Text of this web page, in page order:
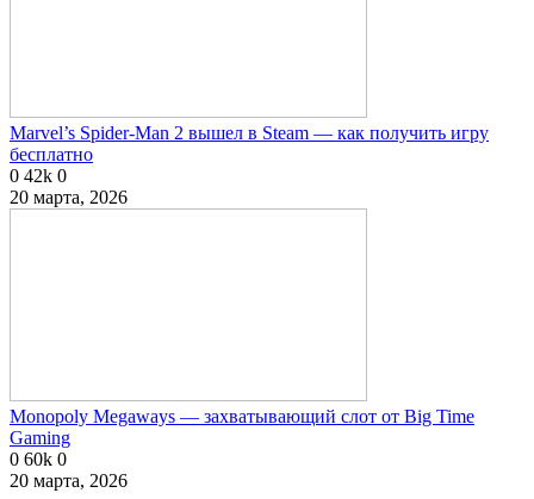
Marvel’s Spider-Man 2 вышел в Steam — как получить игру
бесплатно
0 42k 0
20 марта, 2026
Monopoly Megaways — захватывающий слот от Big Time
Gaming
0 60k 0
20 марта, 2026